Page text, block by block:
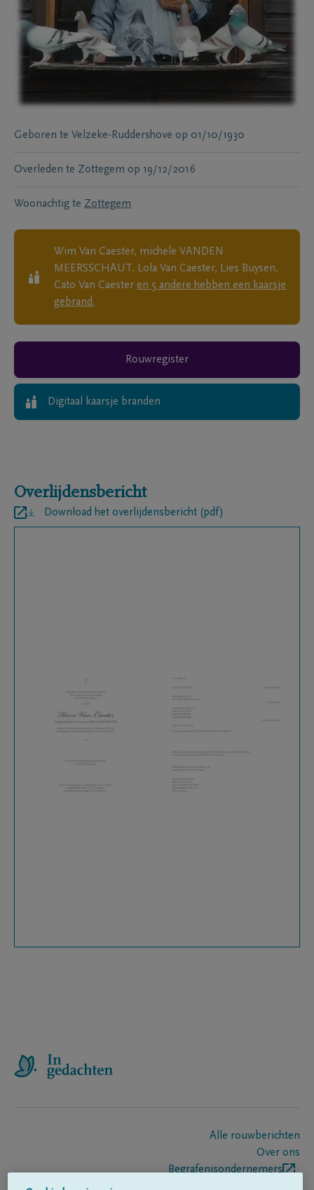
Geboren te Velzeke-Ruddershove op 01/10/1930
Overleden te Zottegem op 19/12/2016
Woonachtig te Zottegem
Wim Van Caester, michele VANDEN
MEERSSCHAUT, Lola Van Caester, Lies Buysen,
Cato Van Caester en 5 andere hebben een kaarsje
gebrand.
Rouwregister
Digitaal kaarsje branden
Overlijdensbericht
Download het overlijdensbericht (pdf)
Alle rouwberichten
Over ons
Begrafenisondernemers